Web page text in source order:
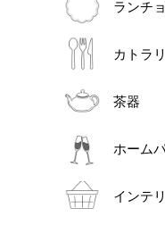
ランチ
カトラ
茶器
ホーム
インテ